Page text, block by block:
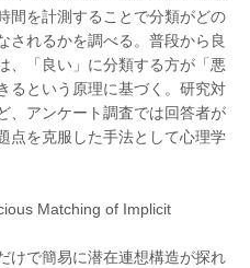
間を計測することで分類がどの
されるかを調べる。普段から良
、「良い」に分類する方が「悪
るという原理に基づく。研究対
、アンケート調査では回答者が
点を克服した手法として心理学
Matching of Implicit
で簡易に潜在連想構造が探れ